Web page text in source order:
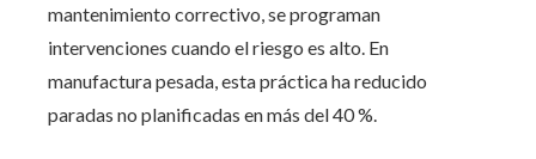
mantenimiento correctivo, se programan
intervenciones cuando el riesgo es alto. En
manufactura pesada, esta práctica ha reducido
paradas no planificadas en más del 40 %.